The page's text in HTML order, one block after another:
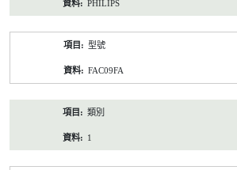
PHILIPS
型號
FAC09FA
類別
1